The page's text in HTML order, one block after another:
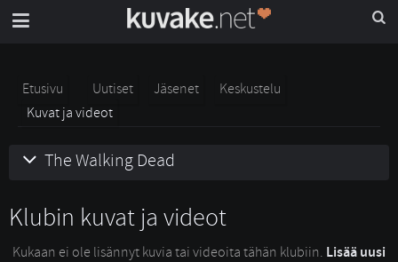
Etusivu Uutiset Jäsenet
Keskustelu
Kuvat ja videot
The Walking Dead
Klubin kuvat ja videot
Kukaan ei ole lisännyt kuvia tai videoita tähän klubiin. Lisää uusi